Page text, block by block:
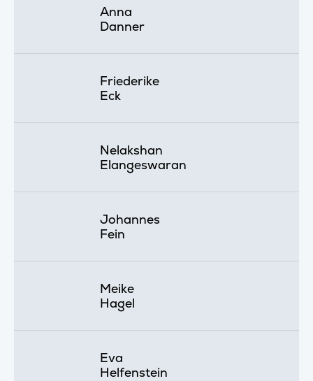
Anna
Danner
Friederike
Eck
Nelakshan
Elangeswaran
Johannes
Fein
Meike
Hagel
Eva
Helfenstein